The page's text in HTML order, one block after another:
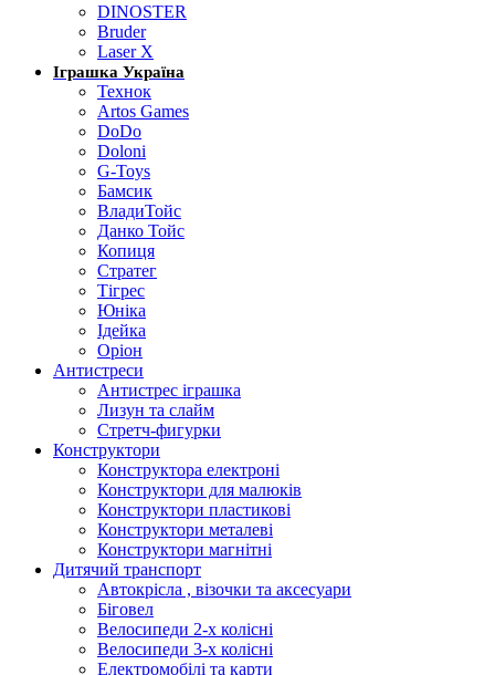
DINOSTER
Bruder
Laser X
Іграшка Україна
Технок
Artos Games
DoDo
Doloni
G-Toys
Бамсик
ВладиТойс
Данко Тойс
Копиця
Стратег
Тігрес
Юніка
Ідейка
Оріон
Антистреси
Антистрес іграшка
Лизун та слайм
Стретч-фигурки
Конструктори
Конструктора електроні
Конструктори для малюків
Конструктори пластикові
Конструктори металеві
Конструктори магнітні
Дитячий транспорт
Автокрісла , візочки та аксесуари
Біговел
Велосипеди 2-х колісні
Велосипеди 3-х колісні
Електромобілі та карти